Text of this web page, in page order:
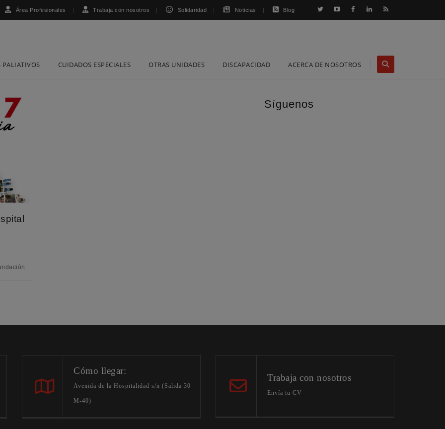
Área Profesionales Trabaja con nosotros Solidaridad Noticias Blog
PALIATIVOS CUIDADOS ESPECIALES OTRAS UNIDADES DISCAPACIDAD ACERCA DE NOSOTROS
Síguenos
Cómo llegar:
Avenida de la Hospitalidad s/n (Salida 30
M-40)
Trabaja con nosotros
Envía tu CV